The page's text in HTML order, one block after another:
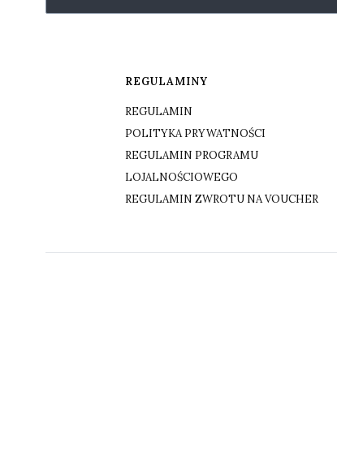
Linki w stopce
REGULAMINY
REGULAMIN
POLITYKA PRYWATNOŚCI
REGULAMIN PROGRAMU
LOJALNOŚCIOWEGO
REGULAMIN ZWROTU NA VOUCHER